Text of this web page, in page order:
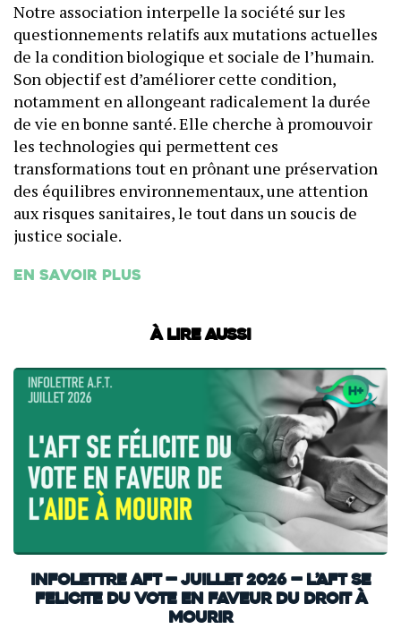
Notre association interpelle la société sur les
questionnements relatifs aux mutations actuelles
de la condition biologique et sociale de l’humain.
Son objectif est d’améliorer cette condition,
notamment en allongeant radicalement la durée
de vie en bonne santé. Elle cherche à promouvoir
les technologies qui permettent ces
transformations tout en prônant une préservation
des équilibres environnementaux, une attention
aux risques sanitaires, le tout dans un soucis de
justice sociale.
En savoir plus
À lire aussi
INFOLETTRE AFT — JUILLET 2026 — L’AFT SE
FELICITE DU VOTE EN FAVEUR DU DROIT À
MOURIR